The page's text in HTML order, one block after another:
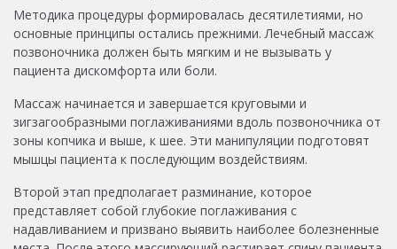
Методика процедуры формировалась десятилетиями, но
основные принципы остались прежними. Лечебный массаж
позвоночника должен быть мягким и не вызывать у
пациента дискомфорта или боли.
Массаж начинается и завершается круговыми и
зигзагообразными поглаживаниями вдоль позвоночника от
зоны копчика и выше, к шее. Эти манипуляции подготовят
мышцы пациента к последующим воздействиям.
Второй этап предполагает разминание, которое
представляет собой глубокие поглаживания с
надавливанием и призвано выявить наиболее болезненные